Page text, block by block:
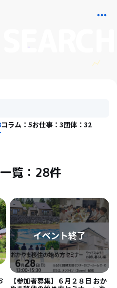
コラム：5お仕事：3団体：32
覧：28件
【参加者募集】６月２８日 おか